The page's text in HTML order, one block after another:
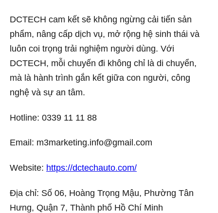
DCTECH cam kết sẽ không ngừng cải tiến sản
phẩm, nâng cấp dịch vụ, mở rộng hệ sinh thái và
luôn coi trọng trải nghiệm người dùng. Với
DCTECH, mỗi chuyến đi không chỉ là di chuyển,
mà là hành trình gắn kết giữa con người, công
nghệ và sự an tâm.
Hotline: 0339 11 11 88
Email: m3marketing.info@gmail.com
Website: https://dctechauto.com/
Địa chỉ: Số 06, Hoàng Trọng Mậu, Phường Tân
Hưng, Quận 7, Thành phố Hồ Chí Minh